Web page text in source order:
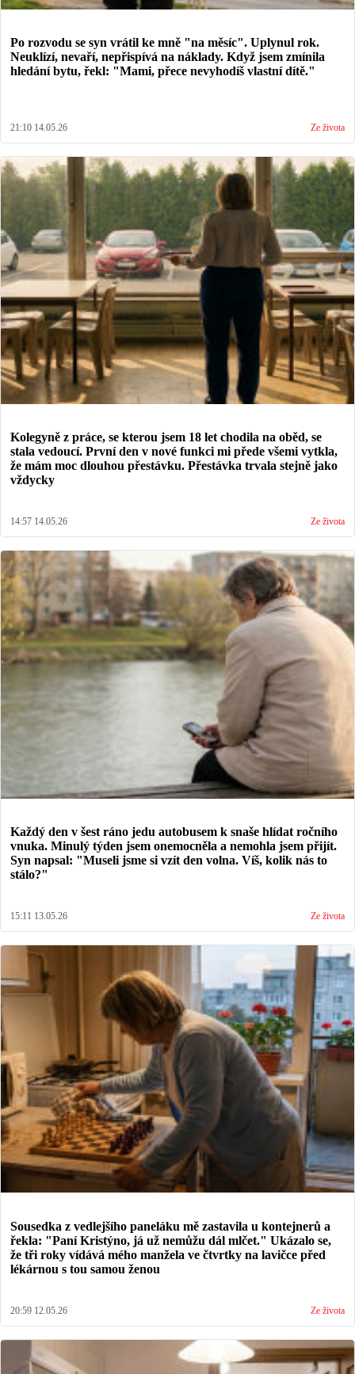
Po rozvodu se syn vrátil ke mně "na měsíc". Uplynul rok.
Neuklízí, nevaří, nepřispívá na náklady. Když jsem zmínila
hledání bytu, řekl: "Mami, přece nevyhodíš vlastní dítě."
21:10 14.05.26 Ze života
Kolegyně z práce, se kterou jsem 18 let chodila na oběd, se
stala vedoucí. První den v nové funkci mi přede všemi vytkla,
že mám moc dlouhou přestávku. Přestávka trvala stejně jako
vždycky
14:57 14.05.26 Ze života
Každý den v šest ráno jedu autobusem k snaše hlídat ročního
vnuka. Minulý týden jsem onemocněla a nemohla jsem přijít.
Syn napsal: "Museli jsme si vzít den volna. Víš, kolik nás to
stálo?"
15:11 13.05.26 Ze života
Sousedka z vedlejšího paneláku mě zastavila u kontejnerů a
řekla: "Paní Kristýno, já už nemůžu dál mlčet." Ukázalo se,
že tři roky vídává mého manžela ve čtvrtky na lavičce před
lékárnou s tou samou ženou
20:59 12.05.26 Ze života